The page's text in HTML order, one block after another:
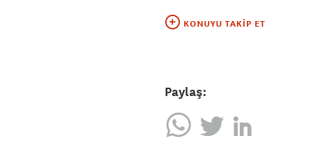
KONUYU TAKIP ET
Paylaş: